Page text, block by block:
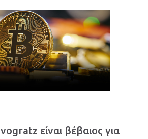
είναι βέβαιος για